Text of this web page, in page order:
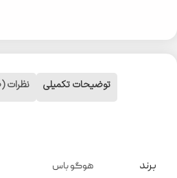
توضیحات تکمیلی نظرات (0)
برند هوگو باس